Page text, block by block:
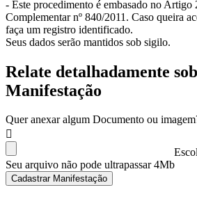
- Este procedimento é embasado no Artigo
Complementar nº 840/2011. Caso queira
faça um registro identificado.
Seus dados serão mantidos sob sigilo.
Relate detalhadamente
Manifestação
Quer anexar algum Documento ou
Seu arquivo não pode ultrapassar 4Mb
Cadastrar Manifestação